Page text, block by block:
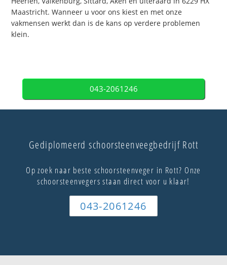
Maastricht. Wanneer u voor ons kiest en met onze
vakmensen werkt dan is de kans op verdere problemen
klein.
043-2061246
Gediplomeerd schoorsteenveegbedrijf Rott
Op zoek naar beste schoorsteenveger in Rott? Onze
schoorsteenvegers staan direct voor u klaar!
043-2061246